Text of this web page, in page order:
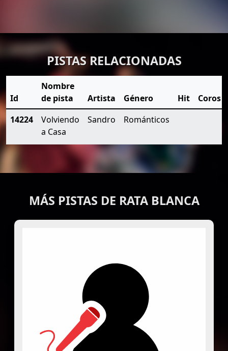
PISTAS RELACIONADAS
Id
Nombre
de pista
Artista Género Hit
Coros
14224
Volviendo
a Casa
Sandro Románticos
MÁS PISTAS DE RATA BLANCA